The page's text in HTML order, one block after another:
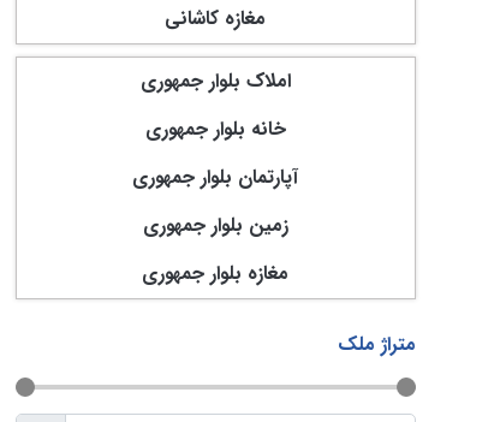
مغازه کاشانی
املاک بلوار جمهوری
خانه بلوار جمهوری
آپارتمان بلوار جمهوری
زمین بلوار جمهوری
مغازه بلوار جمهوری
متراژ ملک